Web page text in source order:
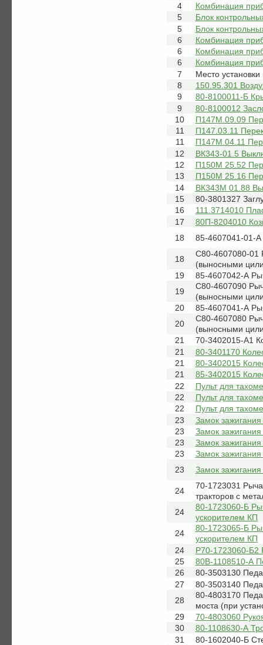
4
Комбинация
5
Блок
5
Блок
6
Комбинация
6
Комбинация
6
Комбинация
7
Место
8
150.95.301
9
80-8100011-Б
9
80-8100012
10
П147М.09.09
11
П147.03.11
11
П147М.04.11
12
ВК343-01.5
12
П150М 25.52
13
П150М 25.16
14
ВК343М 01.88
15
80-3801327
16
111.3714010
17
80П-8204010
18
85-4607041-01-А
18
С80-4607080-01
(выносными
19
85-4607042-А
19
С80-4607090
(выносными
20
85-4607041-А
20
С80-4607080
(выносными
21
70-3402015-А1
21
80-3401170
21
80-3402015
21
85-3402015
22
Пульт для
22
Пульт для
22
Пульт для
23
Замок
23
Замок
23
Замок
23
Замок
23
Замок
24
70-1723031
тракторов с
24
80-1723060-Б
ускорителем КП
24
80-1723065-Б
ускорителем КП
24
Р70-1723060-Б2
25
80В-1108510-А
26
80-3503130
27
80-3503140
28
80-4803170
моста (при
29
70-4803060
30
80-1108630-А
31
80-1602040-Б